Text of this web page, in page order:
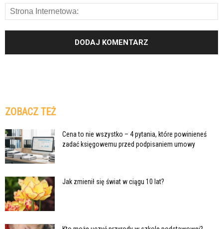
ZOBACZ TEŻ
Cena to nie wszystko – 4 pytania, które powinieneś
zadać księgowemu przed podpisaniem umowy
Jak zmienił się świat w ciągu 10 lat?